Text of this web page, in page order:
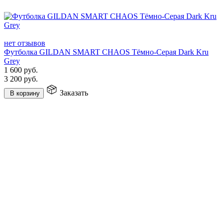
нет отзывов
Футболка GILDAN SMART CHAOS Тёмно-Серая Dark Kru
Grey
1 600 руб.
3 200 руб.
В корзину Заказать